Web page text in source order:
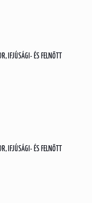
IFJÚSÁGI- ÉS FELNŐTT
IFJÚSÁGI- ÉS FELNŐTT